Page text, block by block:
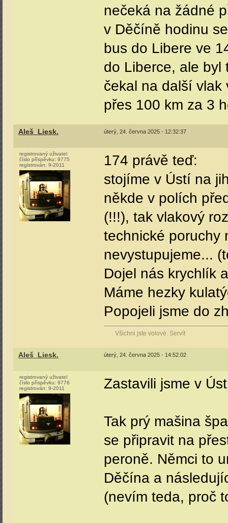
nečeká na žádné
v Děčíně hodinu
bus do Libere ve
do Liberce, ale byl
čekal na další vlak
přes 100 km za 3
Aleš_Liesk. úterý, 24. června 2025 - 12:32:37
registrovaný uživatel
číslo příspěvku: 9775
registrován: 9-2011
174 právě teď:
stojíme v Ústí na
někde v polích
(!!!), tak vlakový
technické poruchy
nevystupujeme...
Dojel nás krychlík
Máme hezky
Popojeli jsme do
Všichni jste volové. Servít
Aleš_Liesk. úterý, 24. června 2025 - 14:52:02
registrovaný uživatel
číslo příspěvku: 9776
registrován: 9-2011 Zastavili jsme v
Tak prý mašina
se připravit na
peroně. Němci to
Děčína a
(nevím teda, proč